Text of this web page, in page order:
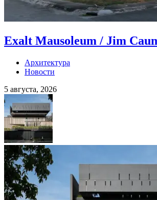
Exalt Mausoleum / Jim
Архитектура
Новости
5 августа, 2026